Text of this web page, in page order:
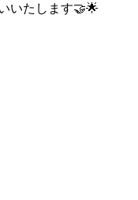
いたします🤝🌟